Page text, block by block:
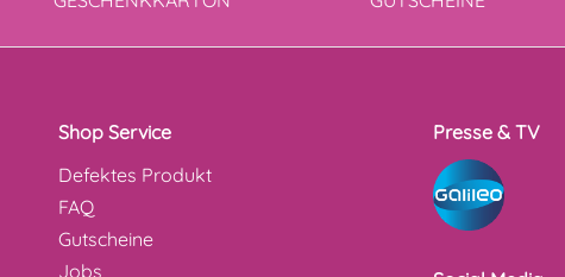
Shop Service
Defektes Produkt
FAQ
Gutscheine
Jobs
Presse & TV